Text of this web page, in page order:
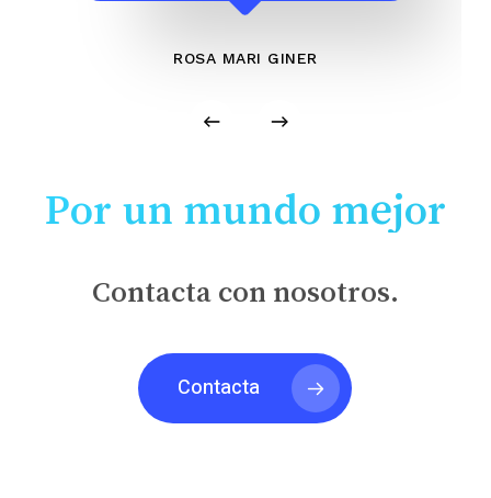
ROSA MARI GINER
Por un mundo mejor
Contacta con nosotros.
Contacta